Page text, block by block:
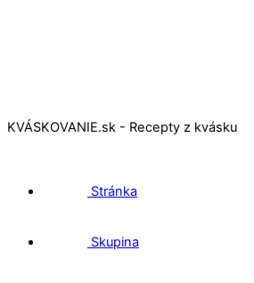
KVÁSKOVANIE.sk - Recepty z kvásku
Stránka
Skupina